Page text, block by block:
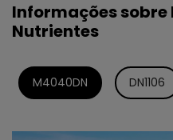
Informações
Nutrientes
M4040DN DN1106